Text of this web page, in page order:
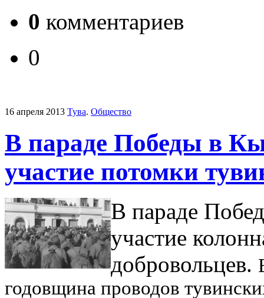
0 комментариев
0
16 апреля 2013 Тува. Общество
В параде Победы в
участие потомки
В параде
участие
добровольцев.
годовщина проводов